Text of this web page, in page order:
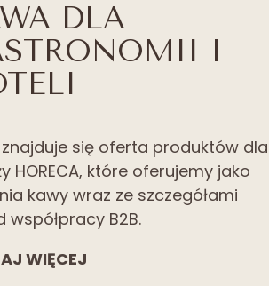
DLA
I
się oferta produktów dla
HORECA, które oferujemy jako
kawy wraz ze szczegółami
współpracy B2B.
WIĘCEJ